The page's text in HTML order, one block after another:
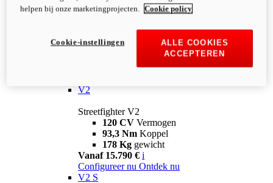
V2
Streetfighter V2
120 CV Vermogen
93,3 Nm Koppel
178 Kg gewicht
Vanaf 15.790 € i
Configureer nu Ontdek nu
V2 S
helpen bij onze marketingprojecten.
Cookie policy
ALLE COOKIES
ACCEPTEREN
Cookie-instellingen